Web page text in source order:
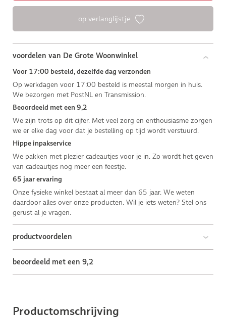
op verlanglijstje
voordelen van De Grote Woonwinkel
Voor 17:00 besteld, dezelfde dag verzonden
Op werkdagen voor 17:00 besteld is meestal morgen in huis.
We bezorgen met PostNL en Transmission.
Beoordeeld met een 9,2
We zijn trots op dit cijfer. Met veel zorg en enthousiasme zorgen
we er elke dag voor dat je bestelling op tijd wordt verstuurd.
Hippe inpakservice
We pakken met plezier cadeautjes voor je in. Zo wordt het geven
van cadeautjes nog meer een feestje.
65 jaar ervaring
Onze fysieke winkel bestaat al meer dan 65 jaar. We weten
daardoor alles over onze producten. Wil je iets weten? Stel ons
gerust al je vragen.
productvoordelen
beoordeeld met een 9,2
Productomschrijving